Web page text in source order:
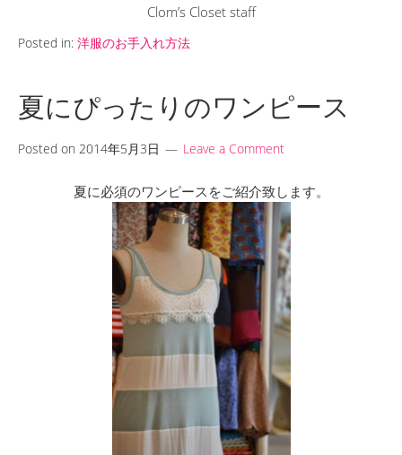
Clom’s Closet staff
Posted in: 洋服のお手入れ方法
夏にぴったりのワンピース
Posted on 2014年5月3日 Leave a Comment
夏に必須のワンピースをご紹介致します。